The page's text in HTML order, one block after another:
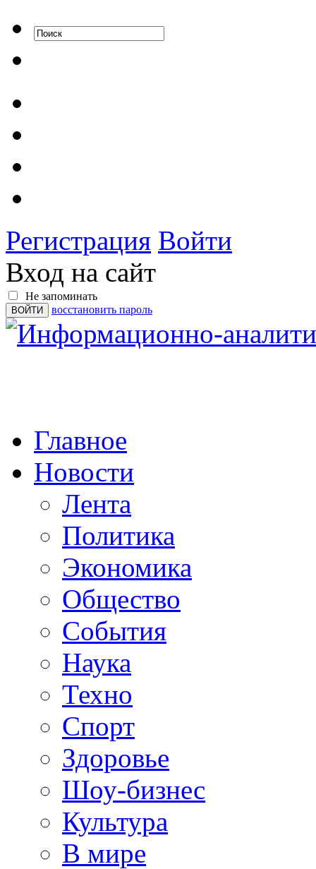
Регистрация Войти
Вход на сайт
Не запоминать
восстановить пароль
Главное
Новости
Лента
Политика
Экономика
Общество
События
Наука
Техно
Спорт
Здоровье
Шоу-бизнес
Культура
В мире